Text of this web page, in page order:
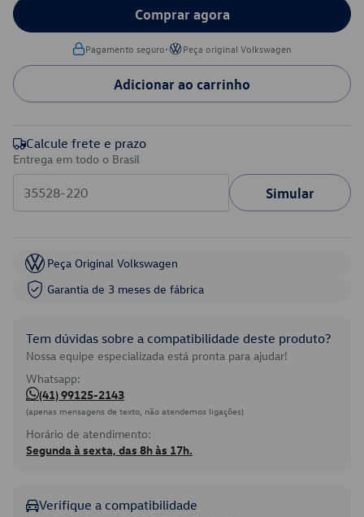
Comprar agora
Pagamento seguro• Peça original Volkswagen
Adicionar ao carrinho
Calcule frete e prazo
Entrega em todo o Brasil
Simular
Peça Original Volkswagen
Garantia de 3 meses de fábrica
Tem dúvidas sobre a compatibilidade deste produto?
Nossa equipe especializada está pronta para ajudar!
Whatsapp:
(41) 99125-2143
(apenas mensagens de texto, não atendemos ligações)
Horário de atendimento:
Segunda à sexta, das 8h às 17h.
Verifique a compatibilidade